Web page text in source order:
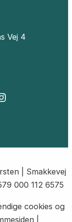
Vej 4
| Smakkevej
000 112 6575
cookies og
|